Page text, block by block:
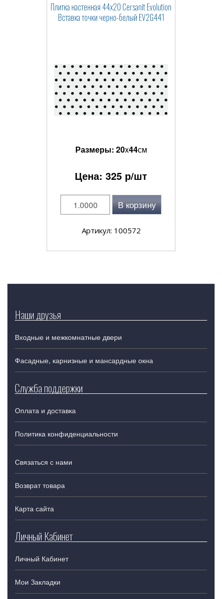
Плитка настенная 44x20 Cersanit Evolution
Вставка точки черно-белый EV2G441
Размеры: 20x44см
Цена: 325 р/шт
В корзину
Артикул: 100572
Наши друзья
Входные и межкомнатные двери
Фасадные, карнизные и мансардные окна
Служба поддержки
Оплата и доставка
Политика конфиденциальности
Связаться с нами
Возврат товара
Карта сайта
Личный Кабинет
Личный Кабинет
Мои Закладки